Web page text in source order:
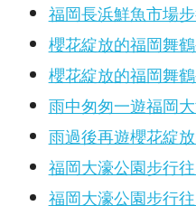
福岡長浜鮮魚市場
櫻花綻放的福岡舞
櫻花綻放的福岡舞
雨中匆匆一遊福岡
雨過後再遊櫻花綻
福岡大濠公園步行
福岡大濠公園步行